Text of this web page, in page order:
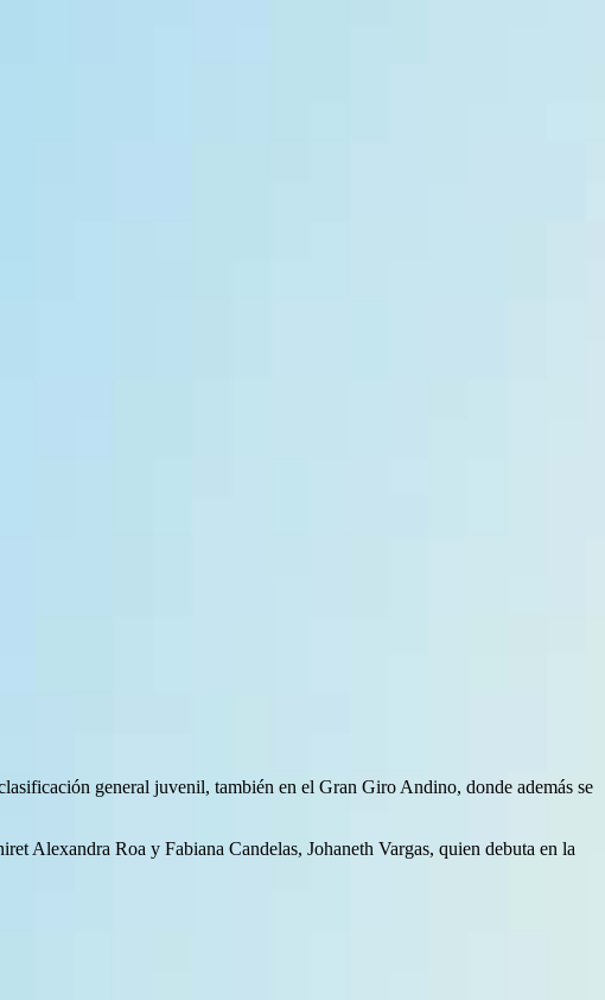
general juvenil, también en el Gran Giro Andino, donde además se
Alexandra Roa y Fabiana Candelas, Johaneth Vargas, quien debuta en la